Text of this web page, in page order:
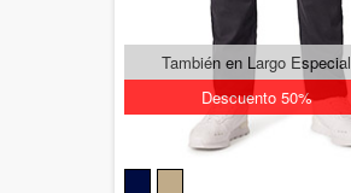
Descuento 50%
También en Largo Especial